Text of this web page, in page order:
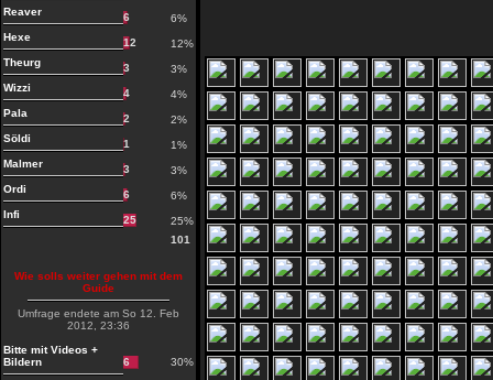
Reaver
6
6%
Hexe
12
12%
Theurg
3
3%
Wizzi
4
4%
Pala
2
2%
Söldi
1
1%
Malmer
3
3%
Ordi
6
6%
Infi
25
25%
101
Wie solls weiter gehen mit dem
Guide
Umfrage endete am So 12. Feb
2012, 23:36
Bitte mit Videos +
Bildern
6 30%